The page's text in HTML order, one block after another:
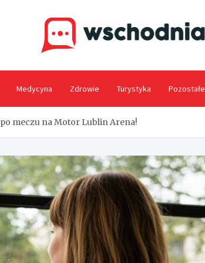
Medycyna Zdrowie Turystyka Pozostałe
meczu na Motor Lublin Arena!